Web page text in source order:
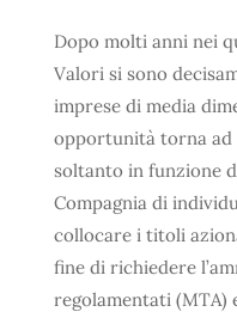
Dopo molti anni nei
Valori si sono
imprese di media
opportunità torna ad
soltanto in funzione
Compagnia di
collocare i titoli
fine di richiedere
regolamentati (MTA)